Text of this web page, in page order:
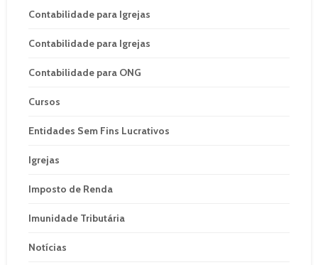
Contabilidade para Igrejas
Contabilidade para Igrejas
Contabilidade para ONG
Cursos
Entidades Sem Fins Lucrativos
Igrejas
Imposto de Renda
Imunidade Tributária
Notícias